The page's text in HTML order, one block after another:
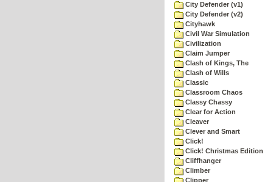
City Defender (v1)
City Defender (v2)
Cityhawk
Civil War Simulation
Civilization
Claim Jumper
Clash of Kings, The
Clash of Wills
Classic
Classroom Chaos
Classy Chassy
Clear for Action
Cleaver
Clever and Smart
Click!
Click! Christmas Edition
Cliffhanger
Climber
Clipper